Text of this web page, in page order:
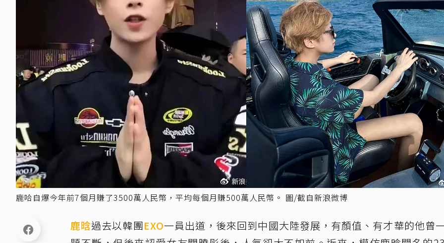
鹿哈自爆今年前7個月賺了3500萬人民幣，平均每個月賺500萬人民幣。 圖/截自新浪微博
鹿晗過去以韓團EXO一員出道，後來回到中國大陸發展，有顏值、有才華的他曾